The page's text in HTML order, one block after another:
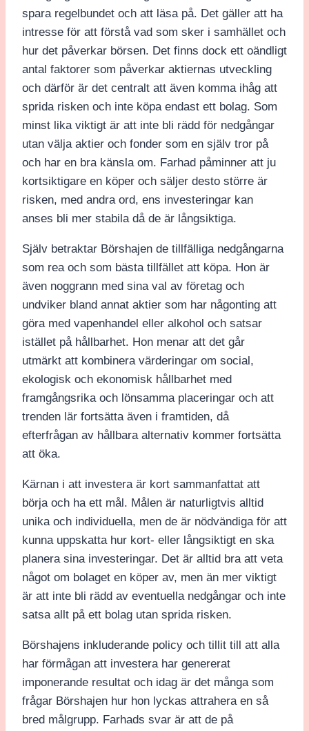
spara regelbundet och att läsa på. Det gäller att ha
intresse för att förstå vad som sker i samhället och
hur det påverkar börsen. Det finns dock ett oändligt
antal faktorer som påverkar aktiernas utveckling
och därför är det centralt att även komma ihåg att
sprida risken och inte köpa endast ett bolag. Som
minst lika viktigt är att inte bli rädd för nedgångar
utan välja aktier och fonder som en själv tror på
och har en bra känsla om. Farhad påminner att ju
kortsiktigare en köper och säljer desto större är
risken, med andra ord, ens investeringar kan
anses bli mer stabila då de är långsiktiga.
Själv betraktar Börshajen de tillfälliga nedgångarna
som rea och som bästa tillfället att köpa. Hon är
även noggrann med sina val av företag och
undviker bland annat aktier som har någonting att
göra med vapenhandel eller alkohol och satsar
istället på hållbarhet. Hon menar att det går
utmärkt att kombinera värderingar om social,
ekologisk och ekonomisk hållbarhet med
framgångsrika och lönsamma placeringar och att
trenden lär fortsätta även i framtiden, då
efterfrågan av hållbara alternativ kommer fortsätta
att öka.
Kärnan i att investera är kort sammanfattat att
börja och ha ett mål. Målen är naturligtvis alltid
unika och individuella, men de är nödvändiga för att
kunna uppskatta hur kort- eller långsiktigt en ska
planera sina investeringar. Det är alltid bra att veta
något om bolaget en köper av, men än mer viktigt
är att inte bli rädd av eventuella nedgångar och inte
satsa allt på ett bolag utan sprida risken.
Börshajens inkluderande policy och tillit till att alla
har förmågan att investera har genererat
imponerande resultat och idag är det många som
frågar Börshajen hur hon lyckas attrahera en så
bred målgrupp. Farhads svar är att de på